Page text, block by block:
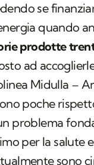
se
quando
prodotte
ad
Midulla –
poche
problema
per la salute
sono